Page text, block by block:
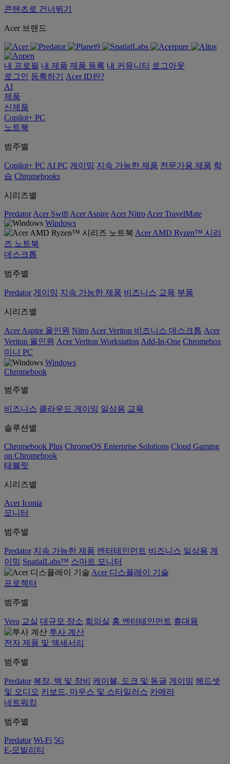
콘텐츠로 건너뛰기
Acer 브랜드
내 프로필 내 제품 제품 등록 내 커뮤니티
로그아웃
로그인
등록하기
Acer ID란?
AI
제품
신제품
Copilot+ PC
노트북
범주별
Copilot+ PC AI PC 게이밍 지속 가능한 제품 전문가용 제품 학
습 Chromebooks
시리즈별
Predator Acer Swift Acer Aspire Acer Nitro Acer TravelMate
Windows
Acer AMD Ryzen™ 시리
즈 노트북
데스크톱
범주별
Predator 게이밍 지속 가능한 제품 비즈니스 교육 부품
시리즈별
Acer Aspire 올인원 Nitro Acer Veriton 비즈니스 데스크톱 Acer
Veriton 올인원 Acer Veriton Workstation Add-In-One Chromebox
미니 PC
Windows
Chromebook
범주별
비즈니스 클라우드 게이밍 일상용 교육
솔루션별
Chromebook Plus ChromeOS Enterprise Solutions Cloud Gaming
on Chromebook
태블릿
시리즈별
Acer Iconia
모니터
범주별
Predator 지속 가능한 제품 엔터테인먼트 비즈니스 일상용 게
이밍 SpatialLabs™ 스마트 모니터
Acer 디스플레이 기술
프로젝터
범주별
Vero 교실 대규모 장소 회의실 홈 엔터테인먼트 휴대용
투사 계산
전자 제품 및 액세서리
범주별
Predator 복장, 백 및 장비 케이블, 도크 및 동글 게이밍 헤드셋
및 오디오 키보드, 마우스 및 스타일러스 카메라
네트워킹
범주별
Predator Wi-Fi 5G
E-모빌리티